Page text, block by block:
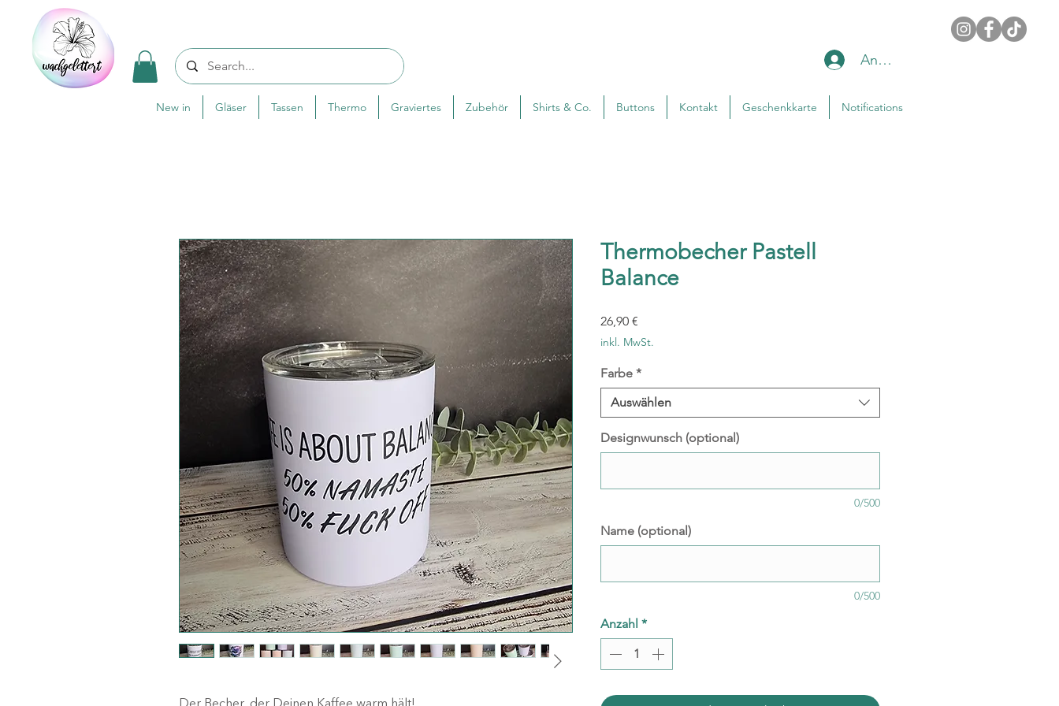
New in Gläser Tassen Thermo Graviertes Zubehör Shirts & Co. Buttons Kontakt Geschenkkarte Notifications
Anmelden
Thermobecher Pastell
Balance
26,90 €
inkl. MwSt.
Farbe *
Auswählen
Designwunsch (optional)
0/500
Name (optional)
0/500
Anzahl *